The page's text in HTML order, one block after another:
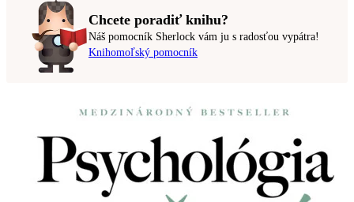
Chcete poradiť knihu?
Náš pomocník Sherlock vám ju s radosťou vypátra!
Knihomoľský pomocník